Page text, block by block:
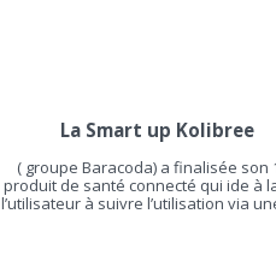
La Smart up Kolibree
( groupe Baracoda) a finalisée son
produit de santé connecté qui ide à
l’utilisateur à suivre l’utilisation via